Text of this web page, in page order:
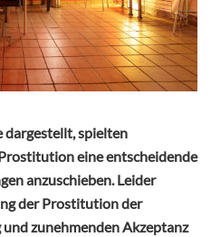
dargestellt, spielten
eine entscheidende
anzuschieben. Leider
der Prostitution der
zunehmenden Akzeptanz